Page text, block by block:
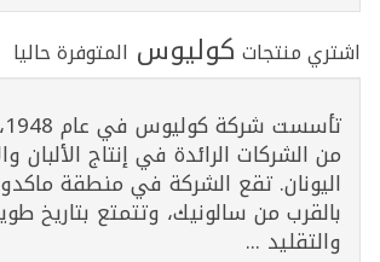
اشتري منتجات كوليوس المتوفرة حاليا
من الشركات الرائدة في إنتاج الألبان
اليونان. تقع الشركة في منطقة
بالقرب من سالونيك، وتتمتع بتاريخ
والتقليد ...